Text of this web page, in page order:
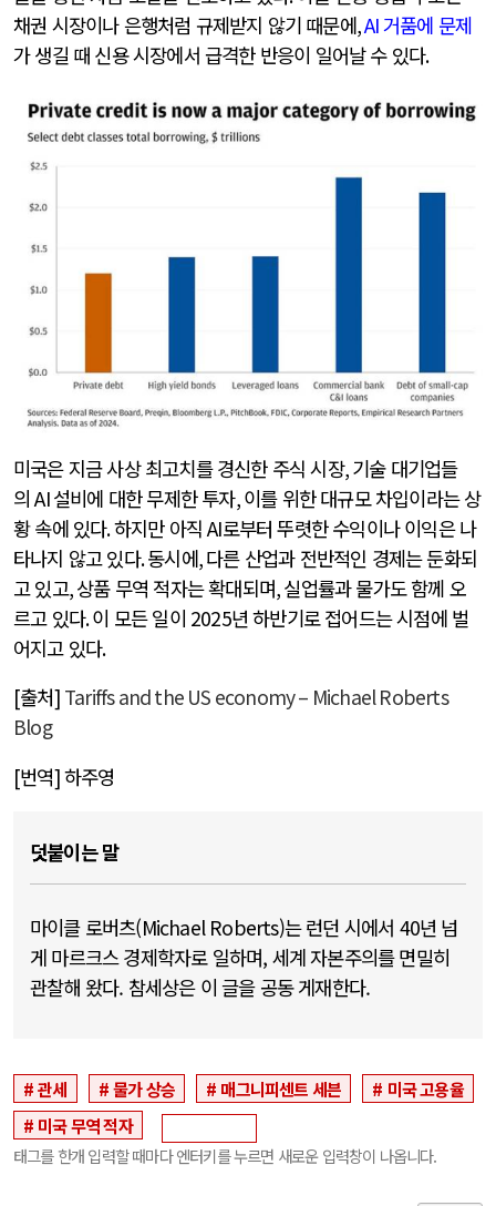
채권 시장이나 은행처럼 규제받지 않기 때문에,AI거품에 문제
가 생길 때 신용 시장에서 급격한 반응이 일어날 수 있다.
미국은 지금 사상 최고치를 경신한 주식 시장,기술 대기업들
의AI설비에 대한 무제한 투자,이를 위한 대규모 차입이라는 상
황 속에 있다.하지만 아직AI로부터 뚜렷한 수익이나 이익은 나
타나지 않고 있다.동시에,다른 산업과 전반적인 경제는 둔화되
고 있고,상품 무역 적자는 확대되며,실업률과 물가도 함께 오
르고 있다.이 모든 일이 2025년 하반기로 접어드는 시점에 벌
어지고 있다.
[출처] Tariffs and the US economy – Michael Roberts
Blog
[번역] 하주영
덧붙이는 말
마이클 로버츠(Michael Roberts)는 런던 시에서 40년 넘
게 마르크스 경제학자로 일하며, 세계 자본주의를 면밀히
관찰해 왔다. 참세상은 이 글을 공동 게재한다.
관세 물가 상승 매그니피센트 세븐
미국 고용율
미국 무역 적자
태그를 한개 입력할 때마다 엔터키를 누르면 새로운 입력창이 나옵니다.